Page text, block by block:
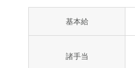
基本給
諸手当